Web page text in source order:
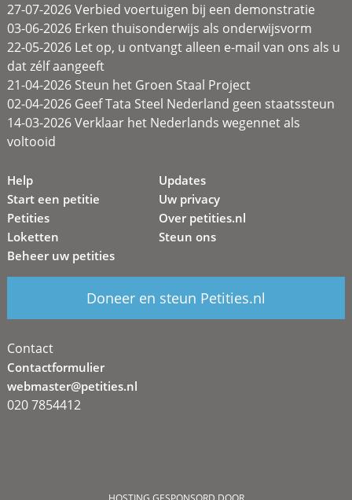
27-07-2026 Verbied voertuigen bij een demonstratie
03-06-2026 Erken thuisonderwijs als onderwijsvorm
22-05-2026 Let op, u ontvangt alleen e-mail van ons als u
dat zélf aangeeft
21-04-2026 Steun het Groen Staal Project
02-04-2026 Geef Tata Steel Nederland geen staatssteun
14-03-2026 Verklaar het Nederlands wegennet als
voltooid
Help
Start een petitie
Petities
Loketten
Beheer uw petities
Updates
Uw privacy
Over petities.nl
Steun ons
Doneer en steun Petities.nl
Contact
Contactformulier
webmaster@petities.nl
020 7854412